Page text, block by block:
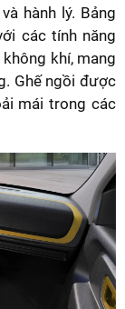
hành lý. Bảng
các tính năng
khí, mang
Ghế ngồi được
mái trong các